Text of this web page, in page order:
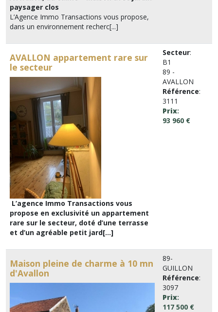
paysager clos
L’Agence Immo Transactions vous propose,
dans un environnement recherc[...]
AVALLON appartement rare sur
le secteur
L’agence Immo Transactions vous
propose en exclusivité un appartement
rare sur le secteur, doté d’une terrasse
et d’un agréable petit jard[...]
Secteur:
B1
89 -
AVALLON
Référence:
3111
Prix:
93 960 €
Maison pleine de charme à 10 mn
d'Avallon
89-
GUILLON
Référence:
3097
Prix:
117 500 €